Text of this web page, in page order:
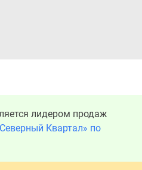
лидером продаж
Квартал» по